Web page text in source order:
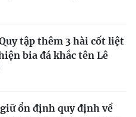
tập thêm 3 hài cốt liệt
bia đá khắc tên Lê
ổn định quy định về